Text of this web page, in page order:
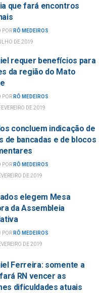
que fará encontros
POR RÔ MEDEIROS
DE 2019
requer benefícios para
da região do Mato
POR RÔ MEDEIROS
DE 2019
concluem indicação de
de bancadas e de blocos
POR RÔ MEDEIROS
DE 2019
elegem Mesa
da Assembleia
POR RÔ MEDEIROS
DE 2019
Ferreira: somente a
RN vencer as
dificuldades atuais